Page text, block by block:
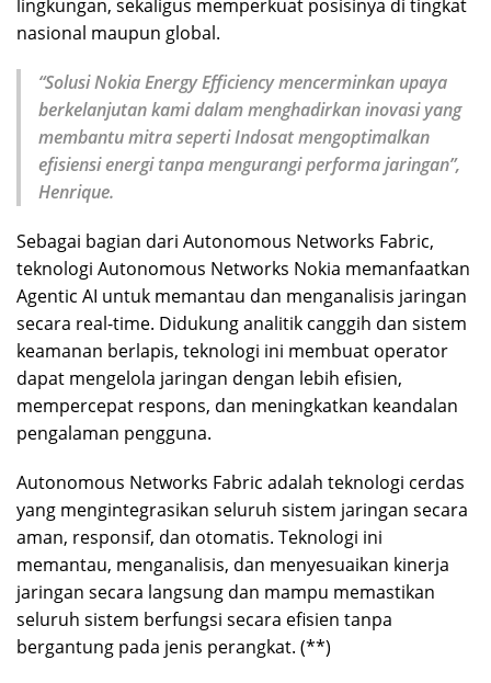
lingkungan, sekaligus memperkuat posisinya di tingkat
nasional maupun global.
“Solusi Nokia Energy Efficiency mencerminkan upaya
berkelanjutan kami dalam menghadirkan inovasi yang
membantu mitra seperti Indosat mengoptimalkan
efisiensi energi tanpa mengurangi performa jaringan”,
Henrique.
Sebagai bagian dari Autonomous Networks Fabric,
teknologi Autonomous Networks Nokia memanfaatkan
Agentic AI untuk memantau dan menganalisis jaringan
secara real-time. Didukung analitik canggih dan sistem
keamanan berlapis, teknologi ini membuat operator
dapat mengelola jaringan dengan lebih efisien,
mempercepat respons, dan meningkatkan keandalan
pengalaman pengguna.
Autonomous Networks Fabric adalah teknologi cerdas
yang mengintegrasikan seluruh sistem jaringan secara
aman, responsif, dan otomatis. Teknologi ini
memantau, menganalisis, dan menyesuaikan kinerja
jaringan secara langsung dan mampu memastikan
seluruh sistem berfungsi secara efisien tanpa
bergantung pada jenis perangkat. (**)